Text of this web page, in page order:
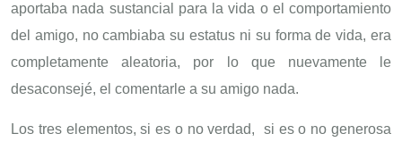
aportaba nada sustancial para la vida o el comportamiento
del amigo, no cambiaba su estatus ni su forma de vida, era
completamente aleatoria, por lo que nuevamente le
desaconsejé, el comentarle a su amigo nada.
Los tres elementos, si es o no verdad, si es o no generosa